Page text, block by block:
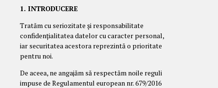
1. INTRODUCERE
Tratăm cu seriozitate și responsabilitate
confidențialitatea datelor cu caracter personal,
iar securitatea acestora reprezintă o prioritate
pentru noi.
De aceea, ne angajăm să respectăm noile reguli
impuse de Regulamentul european nr. 679/2016